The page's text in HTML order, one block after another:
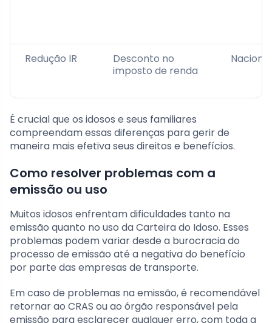
Redução IR
Desconto no
imposto de renda
Nacional
É crucial que os idosos e seus familiares
compreendam essas diferenças para gerir de
maneira mais efetiva seus direitos e benefícios.
Como resolver problemas com a
emissão ou uso
Muitos idosos enfrentam dificuldades tanto na
emissão quanto no uso da Carteira do Idoso. Esses
problemas podem variar desde a burocracia do
processo de emissão até a negativa do benefício
por parte das empresas de transporte.
Em caso de problemas na emissão, é recomendável
retornar ao CRAS ou ao órgão responsável pela
emissão para esclarecer qualquer erro, com toda a